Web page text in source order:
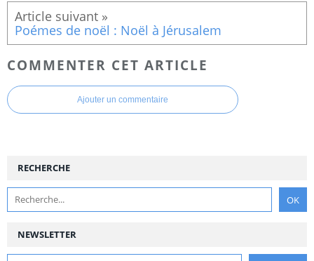
Poémes de noël : Noël à Jérusalem
COMMENTER CET ARTICLE
Ajouter un commentaire
NEWSLETTER
RECHERCHE